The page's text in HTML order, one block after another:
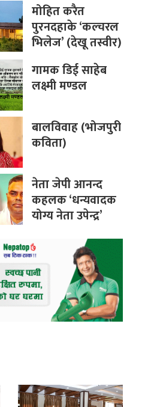
मोहित करैत
पुरनदहाके ‘कल्चरल
भिलेज’ (देखू तस्वीर)
गामक डिई साहेब
लक्ष्मी मण्डल
बालविवाह (भोजपुरी
कविता)
नेता जेपी आनन्द
कहलक ‘धन्यवादक
योग्य नेता उपेन्द्र’